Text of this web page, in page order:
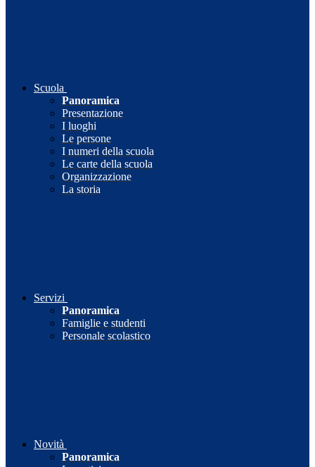
Scuola
Panoramica
Presentazione
I luoghi
Le persone
I numeri della scuola
Le carte della scuola
Organizzazione
La storia
Servizi
Panoramica
Famiglie e studenti
Personale scolastico
Novità
Panoramica